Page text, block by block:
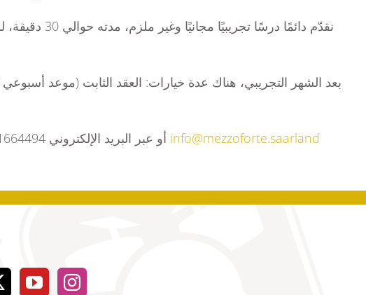
info@mezzoforte.saarland